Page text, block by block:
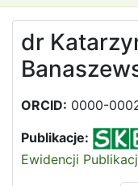
dr
ORCID: 0000-
Publikacje:
Ewidencji